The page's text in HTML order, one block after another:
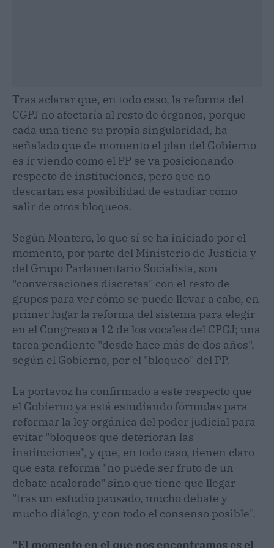
Tras aclarar que, en todo caso, la reforma del
CGPJ no afectaría al resto de órganos, porque
cada una tiene su propia singularidad, ha
señalado que de momento el plan del Gobierno
es ir viendo como el PP se va posicionando
respecto de instituciones, pero que no
descartan esa posibilidad de estudiar cómo
salir de otros bloqueos.
Según Montero, lo que sí se ha iniciado por el
momento, por parte del Ministerio de Justicia y
del Grupo Parlamentario Socialista, son
"conversaciones discretas" con el resto de
grupos para ver cómo se puede llevar a cabo, en
primer lugar la reforma del sistema para elegir
en el Congreso a 12 de los vocales del CPGJ; una
tarea pendiente "desde hace más de dos años",
según el Gobierno, por el "bloqueo" del PP.
La portavoz ha confirmado a este respecto que
el Gobierno ya está estudiando fórmulas para
reformar la ley orgánica del poder judicial para
evitar "bloqueos que deterioran las
instituciones", y que, en todo caso, tienen claro
que esta reforma "no puede ser fruto de un
debate acalorado" sino que tiene que llegar
"tras un estudio pausado, mucho debate y
mucho diálogo, y con todo el consenso posible".
"El momento en el que nos encontramos es el